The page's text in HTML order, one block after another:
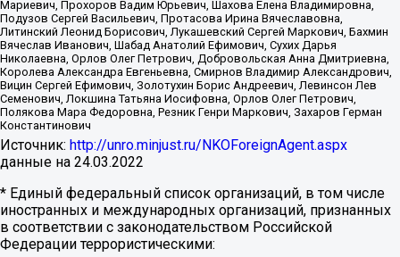
Мариевич, Прохоров Вадим Юрьевич, Шахова Елена Владимировна,
Подузов Сергей Васильевич, Протасова Ирина Вячеславовна,
Литинский Леонид Борисович, Лукашевский Сергей Маркович, Бахмин
Вячеслав Иванович, Шабад Анатолий Ефимович, Сухих Дарья
Николаевна, Орлов Олег Петрович, Добровольская Анна Дмитриевна,
Королева Александра Евгеньевна, Смирнов Владимир Александрович,
Вицин Сергей Ефимович, Золотухин Борис Андреевич, Левинсон Лев
Семенович, Локшина Татьяна Иосифовна, Орлов Олег Петрович,
Полякова Мара Федоровна, Резник Генри Маркович, Захаров Герман
Константинович
Источник: http://unro.minjust.ru/NKOForeignAgent.aspx
данные на 24.03.2022
* Единый федеральный список организаций, в том числе
иностранных и международных организаций, признанных
в соответствии с законодательством Российской
Федерации террористическими: